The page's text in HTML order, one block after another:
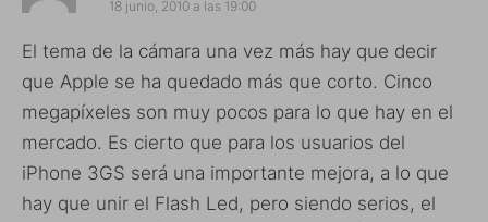
18 junio, 2010 a las 19:00
El tema de la cámara una vez más hay que decir
que Apple se ha quedado más que corto. Cinco
megapíxeles son muy pocos para lo que hay en el
mercado. Es cierto que para los usuarios del
iPhone 3GS será una importante mejora, a lo que
hay que unir el Flash Led, pero siendo serios, el